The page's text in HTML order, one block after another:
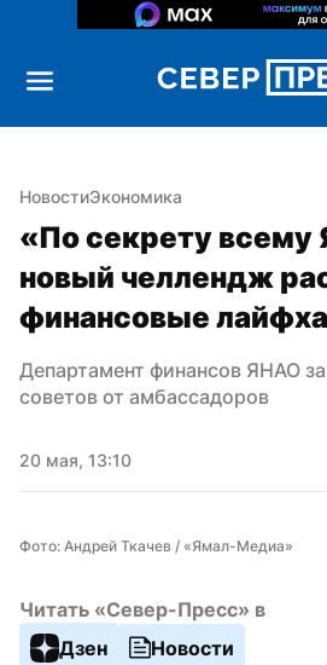
НовостиЭкономика
«По секрету всему
новый челлендж
финансовые
Департамент финансов ЯНАО
советов от амбассадоров
20 мая, 13:10
Фото: Андрей Ткачев / «Ямал-Медиа»
Читать «Север-Пресс» в
Дзен
Новости